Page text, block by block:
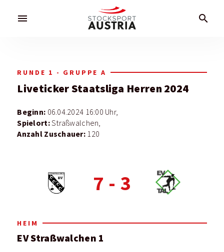
menu search
RUNDE 1 - GRUPPE A
LivetickerStaatsliga Herren 2024
Beginn: 06.04.2024 16:00 Uhr,
Spielort:Straßwalchen,
Anzahl Zuschauer: 120
7 - 3
HEIM
EV Straßwalchen 1